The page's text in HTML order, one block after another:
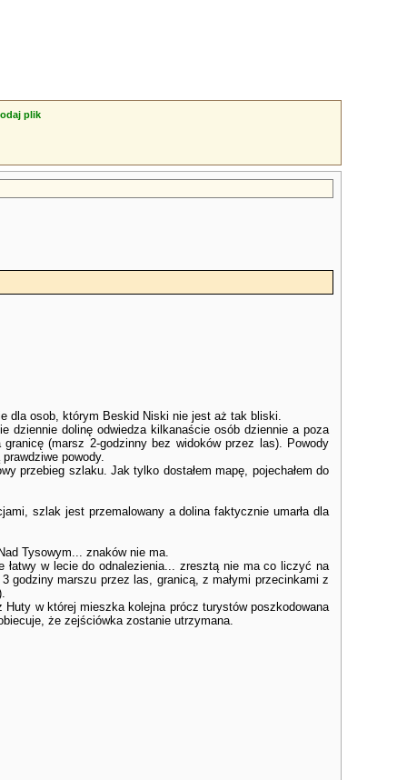
plik
dla osob, którym Beskid Niski nie jest aż tak bliski.
dziennie dolinę odwiedza kilkanaście osób dziennie a poza
(marsz 2-godzinny bez widoków przez las). Powody
powody.
przebieg szlaku. Jak tylko dostałem mapę, pojechałem do
szlak jest przemalowany a dolina faktycznie umarła dla
Tysowym... znaków nie ma.
łatwy w lecie do odnalezienia... zresztą nie ma co liczyć na
godziny marszu przez las, granicą, z małymi przecinkami z
w której mieszka kolejna prócz turystów poszkodowana
że zejściówka zostanie utrzymana.